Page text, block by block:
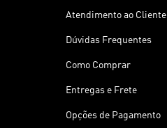
Atendimento ao Cliente
Dúvidas Frequentes
Como Comprar
Entregas e Frete
Opções de Pagamento